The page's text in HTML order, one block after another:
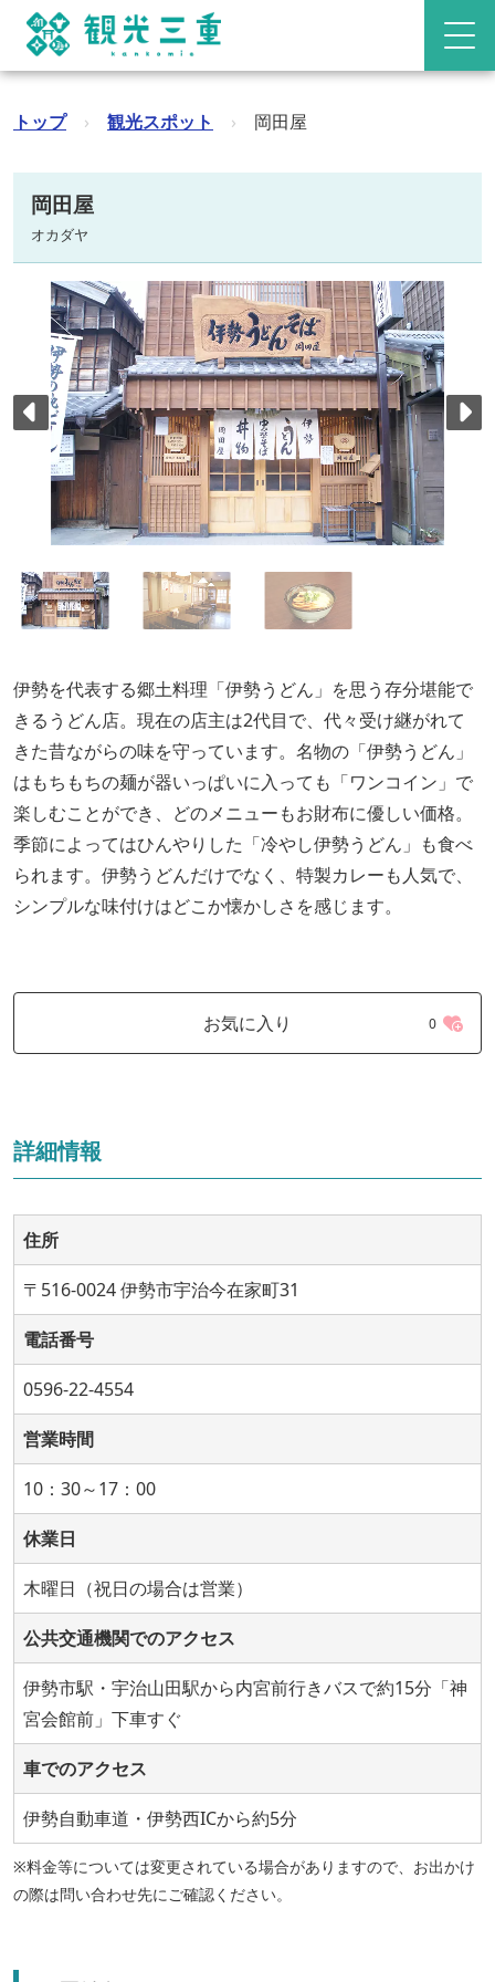
トップ › 観光スポット › 岡田屋
岡田屋
オカダヤ
伊勢を代表する郷土料理「伊勢うどん」を思う存分堪能で
きるうどん店。現在の店主は2代目で、代々受け継がれて
きた昔ながらの味を守っています。名物の「伊勢うどん」
はもちもちの麺が器いっぱいに入っても「ワンコイン」で
楽しむことができ、どのメニューもお財布に優しい価格。
季節によってはひんやりした「冷やし伊勢うどん」も食べ
られます。伊勢うどんだけでなく、特製カレーも人気で、
シンプルな味付けはどこか懐かしさを感じます。
お気に入り 0
詳細情報
住所
〒516-0024 伊勢市宇治今在家町31
電話番号
0596-22-4554
営業時間
10：30～17：00
休業日
木曜日（祝日の場合は営業）
公共交通機関でのアクセス
伊勢市駅・宇治山田駅から内宮前行きバスで約15分「神
宮会館前」下車すぐ
車でのアクセス
伊勢自動車道・伊勢西ICから約5分
※料金等については変更されている場合がありますので、お出かけ
の際は問い合わせ先にご確認ください。